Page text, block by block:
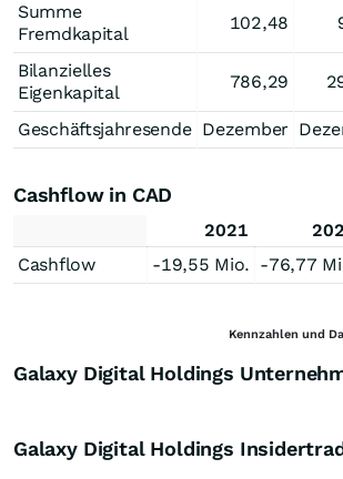
Summe
Fremdkapital
102,48
Bilanzielles
Eigenkapital
786,29
Geschäftsjahresende Dezember
Cashflow in CAD
2021
Cashflow
-19,55 Mio. -76,77
Kennzahlen und
Galaxy Digital Holdings
Galaxy Digital Holdings